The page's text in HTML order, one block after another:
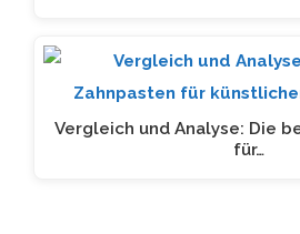
Vergleich und Analyse: Die
für…